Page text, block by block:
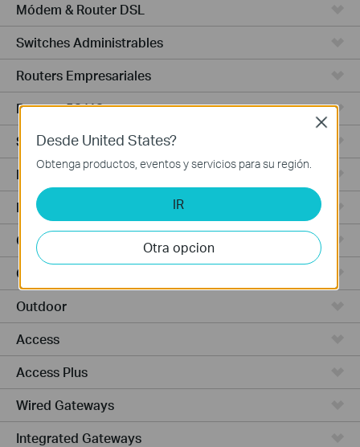
Módem & Router DSL
Switches Administrables
Routers Empresariales
Routers 5G/4G
Switches Smart
Punto de Acceso
Routers de Alta Potencia
Cámaras y seguridad
Ceiling Mount
Outdoor
Access
Access Plus
Wired Gateways
Integrated Gateways
Desde United States?
Obtenga productos, eventos y servicios para su región.
IR
Otra opcion
Close